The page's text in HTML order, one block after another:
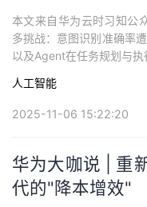
本文来自华为云时习知公
多挑战：意图识别准确率
以及Agent在任务规划与
有望打破现有局限，为AI
其从混沌走向清晰，从片
人工智能
2025-11-06 15:22:20
华为大咖说 | 重
代的"降本增效"